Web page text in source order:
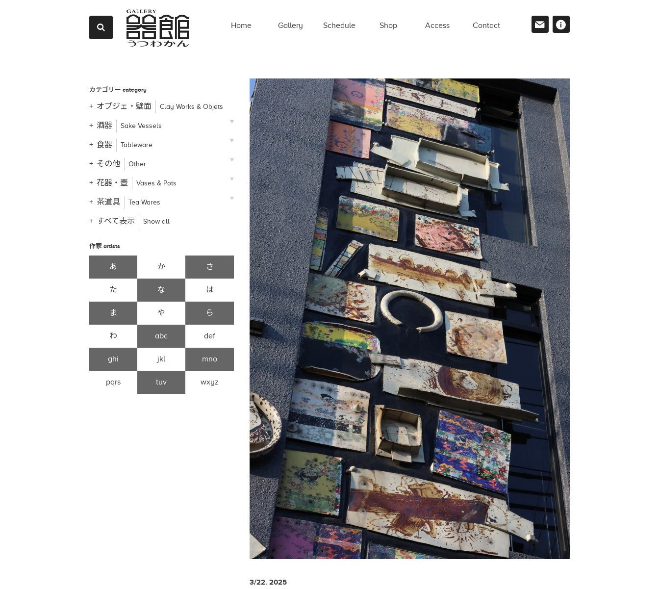
Home Gallery Schedule Shop Access Contact
カテゴリー category
オブジェ・壁面 Clay Works & Objets
酒器 Sake Vessels
食器 Tableware
その他 Other
花器・壺 Vases & Pots
茶道具 Tea Wares
すべて表示 Show all
作家 artists
あ か さ
た な は
ま や ら
わ abc def
ghi jkl mno
pqrs tuv wxyz
3/22. 2025